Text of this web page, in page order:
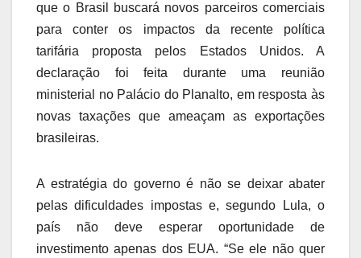
que o Brasil buscará novos parceiros comerciais
para conter os impactos da recente política
tarifária proposta pelos Estados Unidos. A
declaração foi feita durante uma reunião
ministerial no Palácio do Planalto, em resposta às
novas taxações que ameaçam as exportações
brasileiras.
A estratégia do governo é não se deixar abater
pelas dificuldades impostas e, segundo Lula, o
país não deve esperar oportunidade de
investimento apenas dos EUA. “Se ele não quer